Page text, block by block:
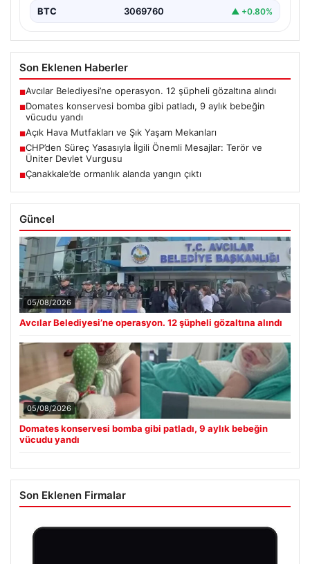
BTC 3069760 ▲ +0.80%
Son Eklenen Haberler
■Avcılar Belediyesi’ne operasyon. 12 şüpheli gözaltına alındı
■Domates konservesi bomba gibi patladı, 9 aylık bebeğin
vücudu yandı
■Açık Hava Mutfakları ve Şık Yaşam Mekanları
■CHP’den Süreç Yasasıyla İlgili Önemli Mesajlar: Terör ve
Üniter Devlet Vurgusu
■Çanakkale’de ormanlık alanda yangın çıktı
Güncel
05/08/2026
Avcılar Belediyesi’ne operasyon. 12 şüpheli gözaltına alındı
05/08/2026
Domates konservesi bomba gibi patladı, 9 aylık bebeğin
vücudu yandı
Son Eklenen Firmalar